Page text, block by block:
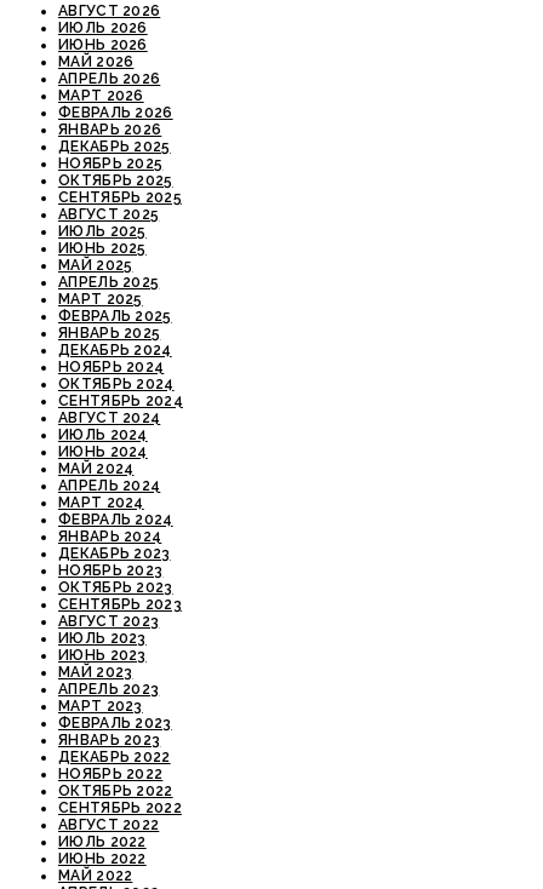
АВГУСТ 2026
ИЮЛЬ 2026
ИЮНЬ 2026
МАЙ 2026
АПРЕЛЬ 2026
МАРТ 2026
ФЕВРАЛЬ 2026
ЯНВАРЬ 2026
ДЕКАБРЬ 2025
НОЯБРЬ 2025
ОКТЯБРЬ 2025
СЕНТЯБРЬ 2025
АВГУСТ 2025
ИЮЛЬ 2025
ИЮНЬ 2025
МАЙ 2025
АПРЕЛЬ 2025
МАРТ 2025
ФЕВРАЛЬ 2025
ЯНВАРЬ 2025
ДЕКАБРЬ 2024
НОЯБРЬ 2024
ОКТЯБРЬ 2024
СЕНТЯБРЬ 2024
АВГУСТ 2024
ИЮЛЬ 2024
ИЮНЬ 2024
МАЙ 2024
АПРЕЛЬ 2024
МАРТ 2024
ФЕВРАЛЬ 2024
ЯНВАРЬ 2024
ДЕКАБРЬ 2023
НОЯБРЬ 2023
ОКТЯБРЬ 2023
СЕНТЯБРЬ 2023
АВГУСТ 2023
ИЮЛЬ 2023
ИЮНЬ 2023
МАЙ 2023
АПРЕЛЬ 2023
МАРТ 2023
ФЕВРАЛЬ 2023
ЯНВАРЬ 2023
ДЕКАБРЬ 2022
НОЯБРЬ 2022
ОКТЯБРЬ 2022
СЕНТЯБРЬ 2022
АВГУСТ 2022
ИЮЛЬ 2022
ИЮНЬ 2022
МАЙ 2022